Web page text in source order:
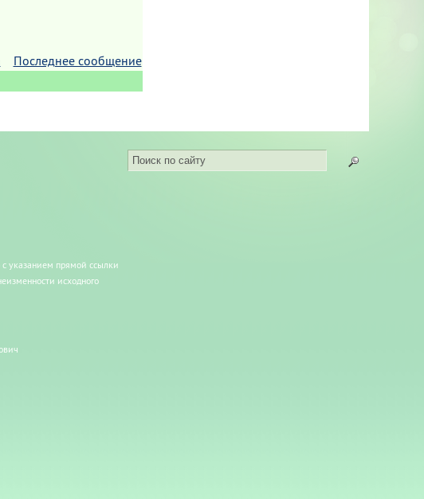
Последнее сообщение
с указанием прямой ссылки
исходного